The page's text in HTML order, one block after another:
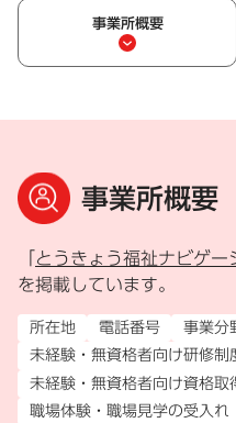
事業所概要
事業所概要
とうきょう福祉ナビゲー
を掲載しています。
所在地 電話番号 事業分
未経験・無資格者向け研修制
未経験・無資格者向け資格取
職場体験・職場見学の受入れ